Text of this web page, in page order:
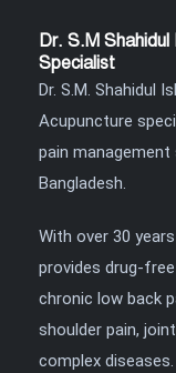
Dr. S.M
Specialist
Dr. S.M. Shahidul
Acupuncture
pain management
Bangladesh.
With over 30
provides drug-
chronic low back
shoulder pain,
complex